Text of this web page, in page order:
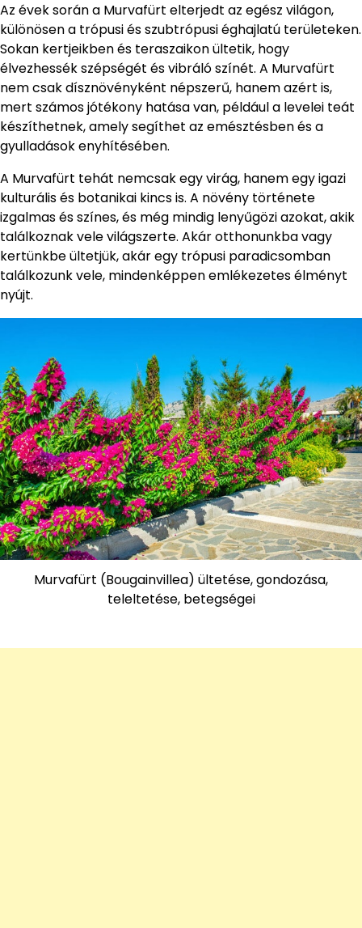
Az évek során a Murvafürt elterjedt az egész világon,
különösen a trópusi és szubtrópusi éghajlatú területeken.
Sokan kertjeikben és teraszaikon ültetik, hogy
élvezhessék szépségét és vibráló színét. A Murvafürt
nem csak dísznövényként népszerű, hanem azért is,
mert számos jótékony hatása van, például a levelei teát
készíthetnek, amely segíthet az emésztésben és a
gyulladások enyhítésében.
A Murvafürt tehát nemcsak egy virág, hanem egy igazi
kulturális és botanikai kincs is. A növény története
izgalmas és színes, és még mindig lenyűgözi azokat, akik
találkoznak vele világszerte. Akár otthonunkba vagy
kertünkbe ültetjük, akár egy trópusi paradicsomban
találkozunk vele, mindenképpen emlékezetes élményt
nyújt.
Murvafürt (Bougainvillea) ültetése, gondozása,
teleltetése, betegségei